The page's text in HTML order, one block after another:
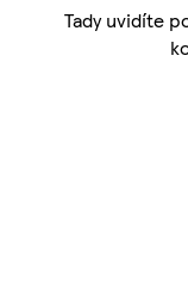
Tady uvidíte